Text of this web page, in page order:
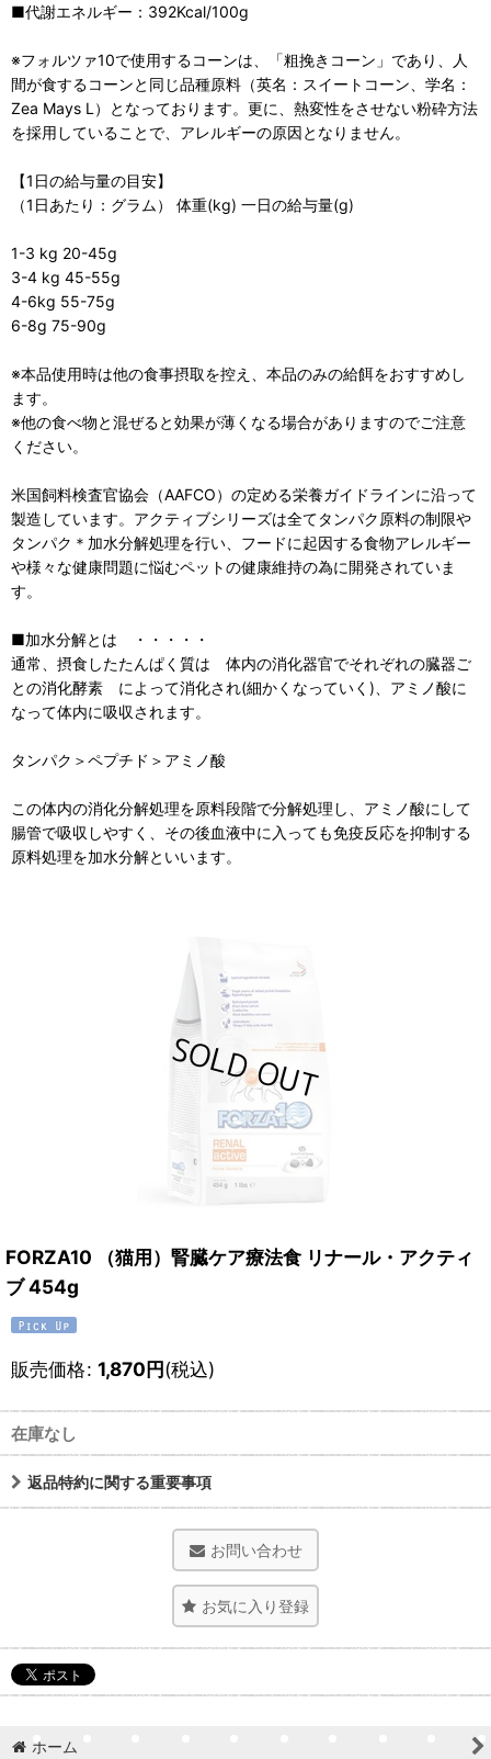
■代謝エネルギー：392Kcal/100g
※フォルツァ10で使用するコーンは、「粗挽きコーン」であり、人
間が食するコーンと同じ品種原料（英名：スイートコーン、学名：
Zea Mays L）となっております。更に、熱変性をさせない粉砕方法
を採用していることで、アレルギーの原因となりません。
【1日の給与量の目安】
（1日あたり：グラム） 体重(kg) 一日の給与量(g)
1-3 kg 20-45g
3-4 kg 45-55g
4-6kg 55-75g
6-8g 75-90g
※本品使用時は他の食事摂取を控え、本品のみの給餌をおすすめし
ます。
※他の食べ物と混ぜると効果が薄くなる場合がありますのでご注意
ください。
米国飼料検査官協会（AAFCO）の定める栄養ガイドラインに沿って
製造しています。アクティブシリーズは全てタンパク原料の制限や
タンパク＊加水分解処理を行い、フードに起因する食物アレルギー
や様々な健康問題に悩むペットの健康維持の為に開発されていま
す。
■加水分解とは ・・・・・
通常、摂食したたんぱく質は 体内の消化器官でそれぞれの臓器ご
との消化酵素 によって消化され(細かくなっていく)、アミノ酸に
なって体内に吸収されます。
タンパク＞ペプチド＞アミノ酸
この体内の消化分解処理を原料段階で分解処理し、アミノ酸にして
腸管で吸収しやすく、その後血液中に入っても免疫反応を抑制する
原料処理を加水分解といいます。
FORZA10 （猫用）腎臓ケア療法食 リナール・アクティ
ブ 454g
販売価格: 1,870円(税込)
在庫なし
返品特約に関する重要事項
お問い合わせ
お気に入り登録
ホーム